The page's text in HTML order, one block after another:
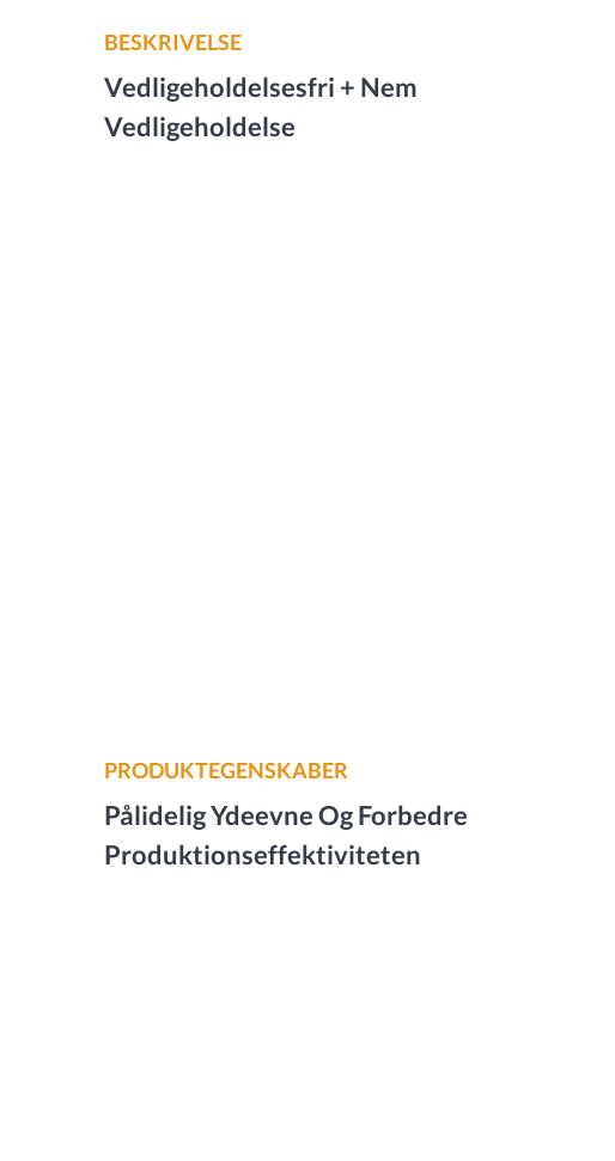
BESKRIVELSE
Vedligeholdelsesfri + Nem
Vedligeholdelse
PRODUKTEGENSKABER
Pålidelig Ydeevne Og Forbedre
Produktionseffektiviteten